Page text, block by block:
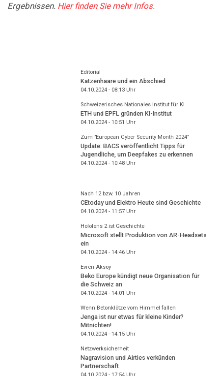
Ergebnissen. Hier finden Sie mehr Infos.
Editorial
Katzenhaare und ein Abschied
04.10.2024 - 08:13Uhr
Schweizerisches Nationales Institut für KI
ETH und EPFL gründen KI-Institut
04.10.2024 - 10:51 Uhr
Zum "European Cyber Security Month 2024"
Update: BACS veröffentlicht Tipps für
Jugendliche, um Deepfakes zu erkennen
04.10.2024 - 10:48Uhr
Nach 12 bzw. 10 Jahren
CEtoday und Elektro Heute sind Geschichte
04.10.2024 - 11:57Uhr
Hololens 2 ist Geschichte
Microsoft stellt Produktion von AR-Headsets
ein
04.10.2024 - 14:46Uhr
Evren Aksoy
Beko Europe kündigt neue Organisation für
die Schweiz an
04.10.2024 - 14:01 Uhr
Wenn Betonklötze vom Himmel fallen
Jenga ist nur etwas für kleine Kinder?
Mitnichten!
04.10.2024 - 14:15Uhr
Netzwerksicherheit
Nagravision und Airties verkünden
Partnerschaft